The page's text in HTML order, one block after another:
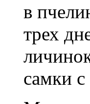
в
трех
самки